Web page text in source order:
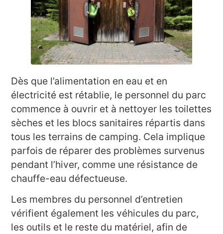
Dès que l’alimentation en eau et en
électricité est rétablie, le personnel du parc
commence à ouvrir et à nettoyer les toilettes
sèches et les blocs sanitaires répartis dans
tous les terrains de camping. Cela implique
parfois de réparer des problèmes survenus
pendant l’hiver, comme une résistance de
chauffe-eau défectueuse.
Les membres du personnel d’entretien
vérifient également les véhicules du parc,
les outils et le reste du matériel, afin de